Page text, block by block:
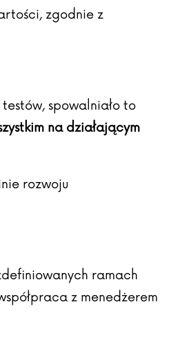
zgodnie z
spowalniało to
na działającym
rozwoju
ramach
z menedżerem